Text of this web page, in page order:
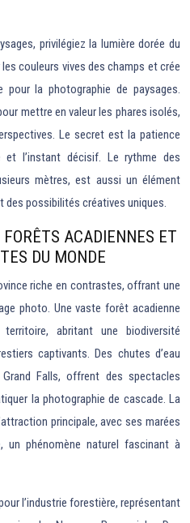
privilégiez la lumière dorée du
couleurs vives des champs et crée
pour la photographie de paysages.
mettre en valeur les phares isolés,
Le secret est la patience
l’instant décisif. Le rythme des
mètres, est aussi un élément
possibilités créatives uniques.
ACADIENNES ET
DU MONDE
riche en contrastes, offrant une
photo. Une vaste forêt acadienne
abritant une biodiversité
captivants. Des chutes d’eau
Falls, offrent des spectacles
la photographie de cascade. La
principale, avec ses marées
un phénomène naturel fascinant à
l’industrie forestière, représentant